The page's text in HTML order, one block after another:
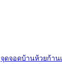
จุดจอดบ้านห้วยก้าน